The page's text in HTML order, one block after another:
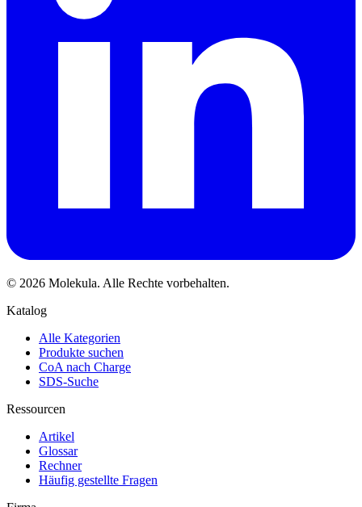
© 2026 Molekula. Alle Rechte vorbehalten.
Katalog
Alle Kategorien
Produkte suchen
CoA nach Charge
SDS-Suche
Ressourcen
Artikel
Glossar
Rechner
Häufig gestellte Fragen